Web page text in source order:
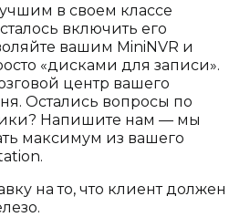
в своем классе
включить его
вашим MiniNVR и
«дисками для записи».
центр вашего
Остались вопросы по
Напишите нам — мы
максимум из вашего
на то, что клиент должен